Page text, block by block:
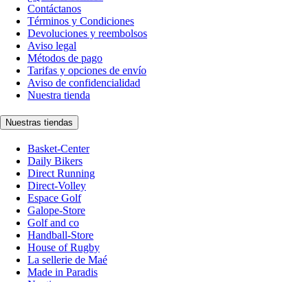
Contáctanos
Términos y Condiciones
Devoluciones y reembolsos
Aviso legal
Métodos de pago
Tarifas y opciones de envío
Aviso de confidencialidad
Nuestra tienda
Nuestras tiendas
Basket-Center
Daily Bikers
Direct Running
Direct-Volley
Espace Golf
Galope-Store
Golf and co
Handball-Store
House of Rugby
La sellerie de Maé
Made in Paradis